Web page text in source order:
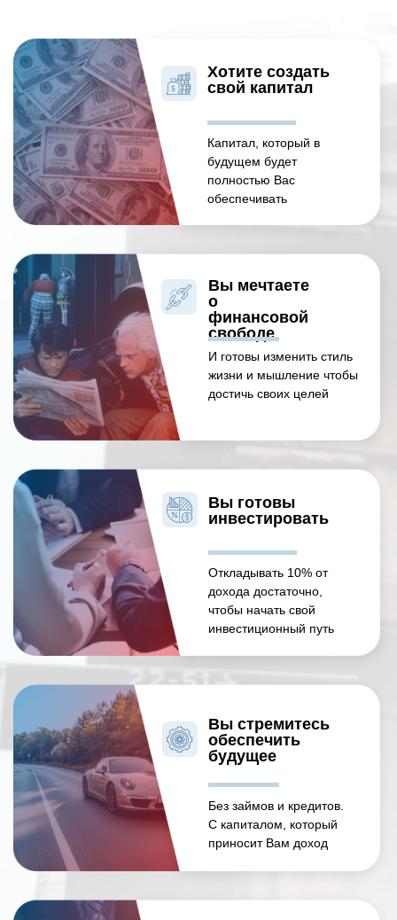
Хотите создать
свой капитал
Капитал, который в
будущем будет
полностью Вас
обеспечивать
Вы стремитесь
обеспечить
будущее
Без займов и кредитов.
С капиталом, который
приносит Вам доход
Вы мечтаете
о
финансовой
свободе
И готовы изменить стиль
жизни и мышление чтобы
достичь своих целей
Вы готовы
инвестировать
Откладывать 10% от
дохода достаточно,
чтобы начать свой
инвестиционный путь